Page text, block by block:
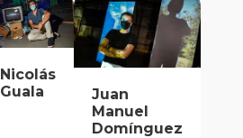
Nicolás
Guala
Juan
Manuel
Domínguez